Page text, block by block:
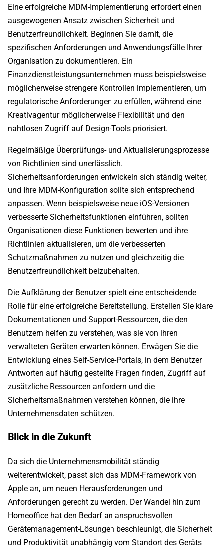
Eine erfolgreiche MDM-Implementierung erfordert einen
ausgewogenen Ansatz zwischen Sicherheit und
Benutzerfreundlichkeit. Beginnen Sie damit, die
spezifischen Anforderungen und Anwendungsfälle Ihrer
Organisation zu dokumentieren. Ein
Finanzdienstleistungsunternehmen muss beispielsweise
möglicherweise strengere Kontrollen implementieren, um
regulatorische Anforderungen zu erfüllen, während eine
Kreativagentur möglicherweise Flexibilität und den
nahtlosen Zugriff auf Design-Tools priorisiert.
Regelmäßige Überprüfungs- und Aktualisierungsprozesse
von Richtlinien sind unerlässlich.
Sicherheitsanforderungen entwickeln sich ständig weiter,
und Ihre MDM-Konfiguration sollte sich entsprechend
anpassen. Wenn beispielsweise neue iOS-Versionen
verbesserte Sicherheitsfunktionen einführen, sollten
Organisationen diese Funktionen bewerten und ihre
Richtlinien aktualisieren, um die verbesserten
Schutzmaßnahmen zu nutzen und gleichzeitig die
Benutzerfreundlichkeit beizubehalten.
Die Aufklärung der Benutzer spielt eine entscheidende
Rolle für eine erfolgreiche Bereitstellung. Erstellen Sie klare
Dokumentationen und Support-Ressourcen, die den
Benutzern helfen zu verstehen, was sie von ihren
verwalteten Geräten erwarten können. Erwägen Sie die
Entwicklung eines Self-Service-Portals, in dem Benutzer
Antworten auf häufig gestellte Fragen finden, Zugriff auf
zusätzliche Ressourcen anfordern und die
Sicherheitsmaßnahmen verstehen können, die ihre
Unternehmensdaten schützen.
Blick in die Zukunft
Da sich die Unternehmensmobilität ständig
weiterentwickelt, passt sich das MDM-Framework von
Apple an, um neuen Herausforderungen und
Anforderungen gerecht zu werden. Der Wandel hin zum
Homeoffice hat den Bedarf an anspruchsvollen
Gerätemanagement-Lösungen beschleunigt, die Sicherheit
und Produktivität unabhängig vom Standort des Geräts